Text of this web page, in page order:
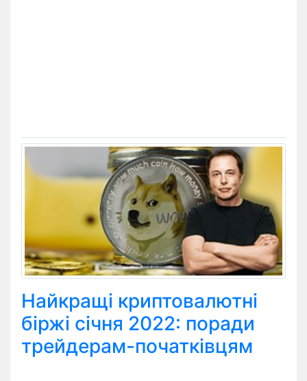
Найкращі криптовалютні
біржі січня 2022: поради
трейдерам-початківцям